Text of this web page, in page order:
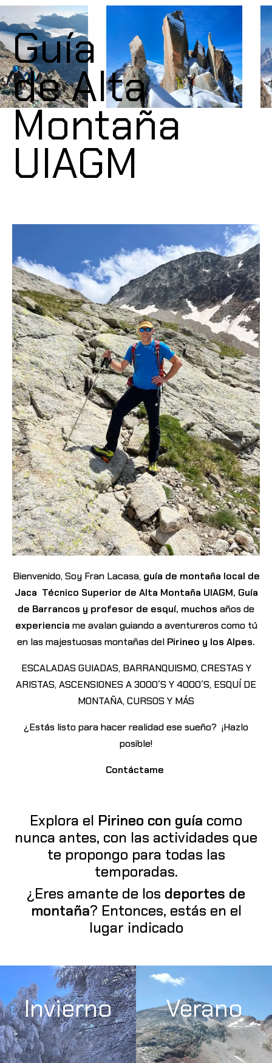
Guía
de Alta
Montaña
UIAGM
Bienvenido, Soy Fran Lacasa, guía de montaña local de
Jaca Técnico Superior de Alta Montaña UIAGM, Guía
de Barrancos y profesor de esquí, muchos años de
experiencia me avalan guiando a aventureros como tú
en las majestuosas montañas del Pirineo y los Alpes.
ESCALADAS GUIADAS, BARRANQUISMO, CRESTAS Y
ARISTAS, ASCENSIONES A 3000´S Y 4000´S, ESQUÍ DE
MONTAÑA, CURSOS Y MÁS
¿Estás listo para hacer realidad ese sueño? ¡Hazlo
posible!
Contáctame
Explora el Pirineo con guía como
nunca antes, con las actividades que
te propongo para todas las
temporadas.
¿Eres amante de los deportes de
montaña? Entonces, estás en el
lugar indicado
Invierno Verano